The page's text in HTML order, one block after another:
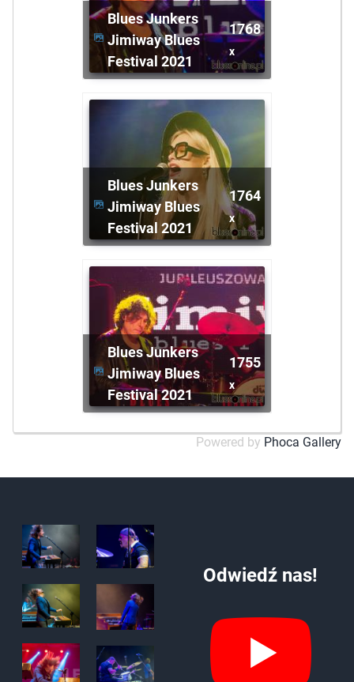
Blues Junkers
Jimiway Blues
Festival 2021
1768
x
Blues Junkers
Jimiway Blues
Festival 2021
1764
x
Blues Junkers
Jimiway Blues
Festival 2021
1755
x
Powered by Phoca Gallery
Odwiedź nas!